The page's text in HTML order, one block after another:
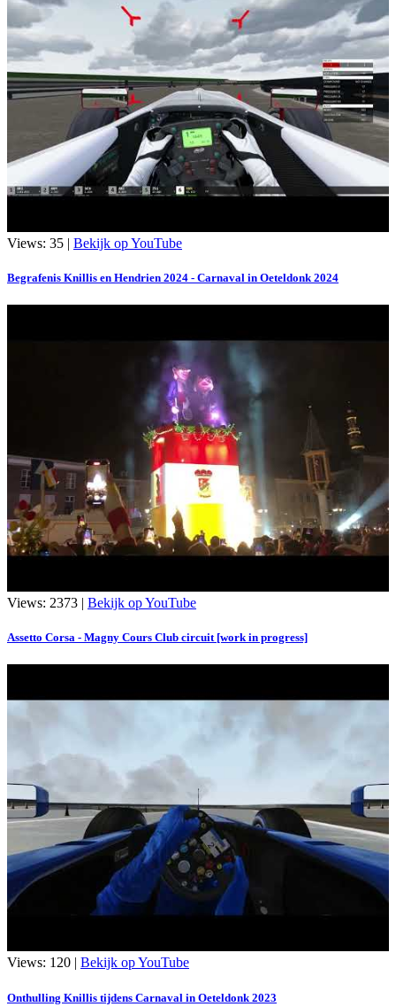
Views: 35 | Bekijk op YouTube
Begrafenis Knillis en Hendrien 2024 - Carnaval in Oeteldonk 2024
Views: 2373 | Bekijk op YouTube
Assetto Corsa - Magny Cours Club circuit [work in progress]
Views: 120 | Bekijk op YouTube
Onthulling Knillis tijdens Carnaval in Oeteldonk 2023